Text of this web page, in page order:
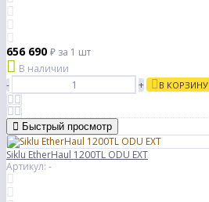
656 690 ₽ за 1 шт
В наличии
-
+ В КОРЗИНУ
Быстрый просмотр
Siklu EtherHaul 1200TL ODU EXT
Артикул: -